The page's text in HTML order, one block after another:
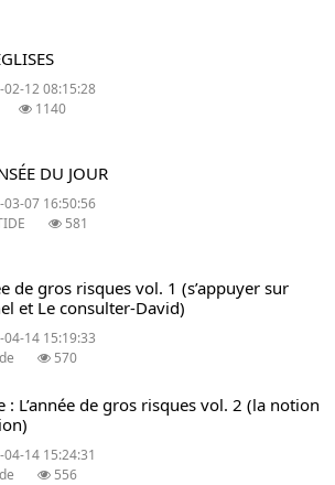
02-12 08:15:28
1140
DU JOUR
03-07 16:50:56
581
de gros risques vol. 1 (s’appuyer sur
et Le consulter-David)
04-14 15:19:33
570
: L’année de gros risques vol. 2 (la notion
14 15:24:31
556